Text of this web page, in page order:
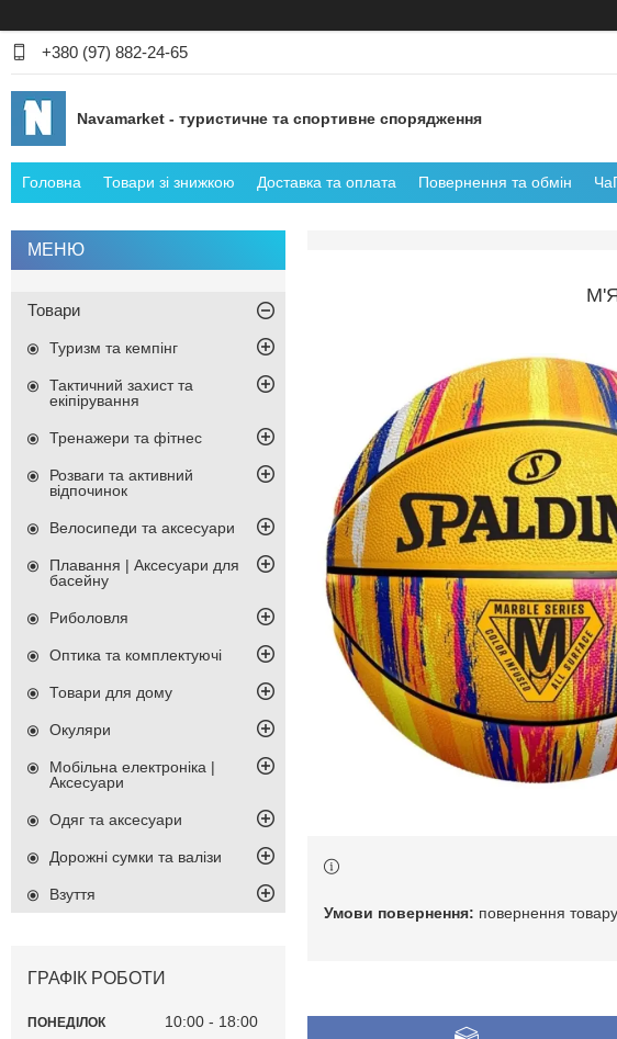
+380 (97) 882-24-65
Navamarket - туристичне та спортивне спорядження
Головна Товари зі знижкою Доставка та оплата Повернення та обмін
повернення
Товари
Туризм та кемпінг
Тактичний захист та
екіпірування
Тренажери та фітнес
Розваги та активний
відпочинок
Велосипеди та аксесуари
Плавання | Аксесуари для
басейну
Риболовля
Оптика та комплектуючі
Товари для дому
Окуляри
Мобільна електроніка |
Аксесуари
Одяг та аксесуари
Дорожні сумки та валізи
Взуття
ГРАФІК РОБОТИ
ПОНЕДІЛОК 10:00 18:00